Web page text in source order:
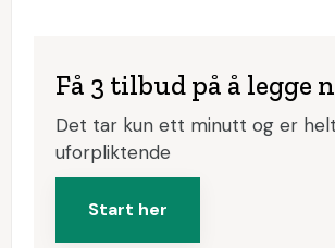
Få 3 tilbud på å legge
Det tar kun ett minutt og er helt
uforpliktende
Start her